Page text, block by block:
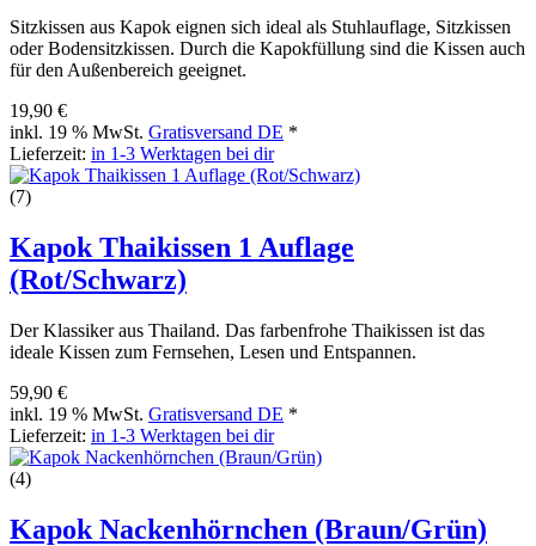
Sitzkissen aus Kapok eignen sich ideal als Stuhlauflage, Sitzkissen
oder Bodensitzkissen. Durch die Kapokfüllung sind die Kissen auch
für den Außenbereich geeignet.
19,90 €
inkl. 19 % MwSt. Gratisversand DE *
Lieferzeit: in 1-3 Werktagen bei dir
(7)
Kapok Thaikissen 1 Auflage
(Rot/Schwarz)
Der Klassiker aus Thailand. Das farbenfrohe Thaikissen ist das
ideale Kissen zum Fernsehen, Lesen und Entspannen.
59,90 €
inkl. 19 % MwSt. Gratisversand DE *
Lieferzeit: in 1-3 Werktagen bei dir
(4)
Kapok Nackenhörnchen (Braun/Grün)